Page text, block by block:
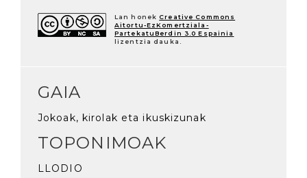
Lan honek Creative Commons
Aitortu-EzKomertziala-
PartekatuBerdin 3.0 Espainia
lizentzia dauka.
GAIA
Jokoak, kirolak eta ikuskizunak
TOPONIMOAK
LLODIO